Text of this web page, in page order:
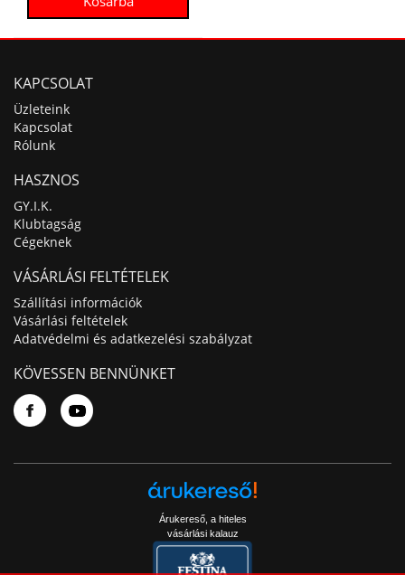
KAPCSOLAT
Üzleteink
Kapcsolat
Rólunk
HASZNOS
GY.I.K.
Klubtagság
Cégeknek
VÁSÁRLÁSI FELTÉTELEK
Szállítási információk
Vásárlási feltételek
Adatvédelmi és adatkezelési szabályzat
KÖVESSEN BENNÜNKET
Árukereső, a hiteles
vásárlási kalauz